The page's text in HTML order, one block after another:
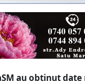
au obținut